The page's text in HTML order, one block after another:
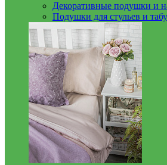
Декоративные подушки и
Подушки для стульев и